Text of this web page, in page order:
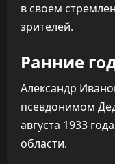
в своем
зрителей.
Ранние
Александр
псевдонимом
августа 1933
области.